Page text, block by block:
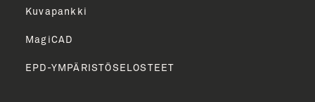
Kuvapankki
MagiCAD
EPD-YMPÄRISTÖSELOSTEET